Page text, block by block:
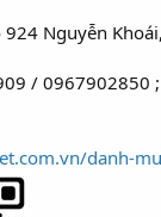
Nguyễn
/ 0967902850
danh-